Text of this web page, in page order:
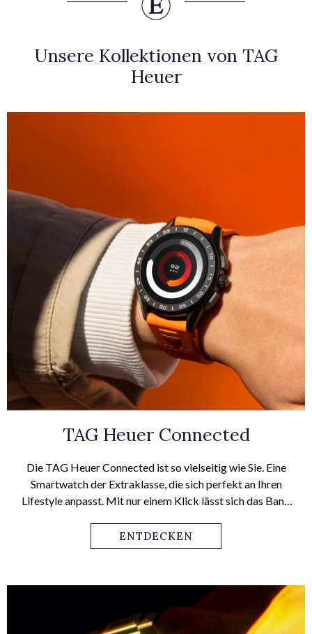
Unsere Kollektionen von TAG
Heuer
TAG Heuer Connected
Die TAG Heuer Connected ist so vielseitig wie Sie. Eine
Smartwatch der Extraklasse, die sich perfekt an Ihren
Lifestyle anpasst. Mit nur einem Klick lässt sich das Band
sportlichen Kautschukband in nur wenigen Sekunden – Sie
entscheiden.
ENTDECKEN